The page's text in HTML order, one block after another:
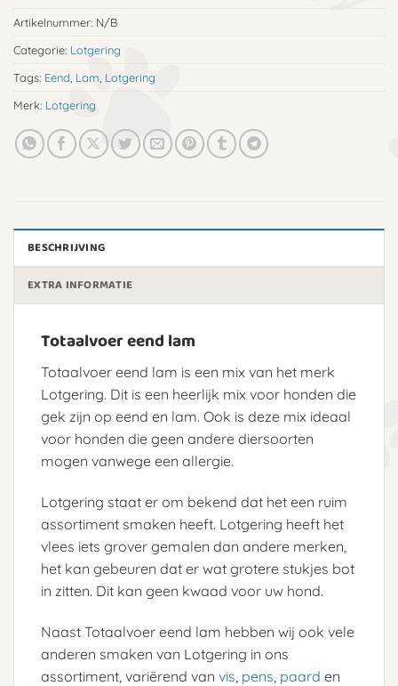
Artikelnummer: N/B
Categorie: Lotgering
Tags: Eend Lam Lotgering
Merk: Lotgering
BESCHRIJVING
EXTRA INFORMATIE
Totaalvoer eend lam
Totaalvoer eend lam is een mix van het merk
Lotgering. Dit is een heerlijk mix voor honden die
gek zijn op eend en lam. Ook is deze mix ideaal
voor honden die geen andere diersoorten
mogen vanwege een allergie.
Lotgering staat er om bekend dat het een ruim
assortiment smaken heeft. Lotgering heeft het
vlees iets grover gemalen dan andere merken,
het kan gebeuren dat er wat grotere stukjes bot
in zitten. Dit kan geen kwaad voor uw hond.
Naast Totaalvoer eend lam hebben wij ook vele
anderen smaken van Lotgering in ons
assortiment, variërend van vis pens paard en